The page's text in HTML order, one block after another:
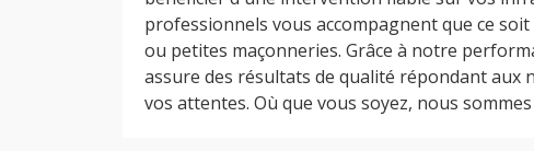
professionnels vous accompagnent que ce
ou petites maçonneries. Grâce à notre
assure des résultats de qualité répondant aux
vos attentes. Où que vous soyez, nous